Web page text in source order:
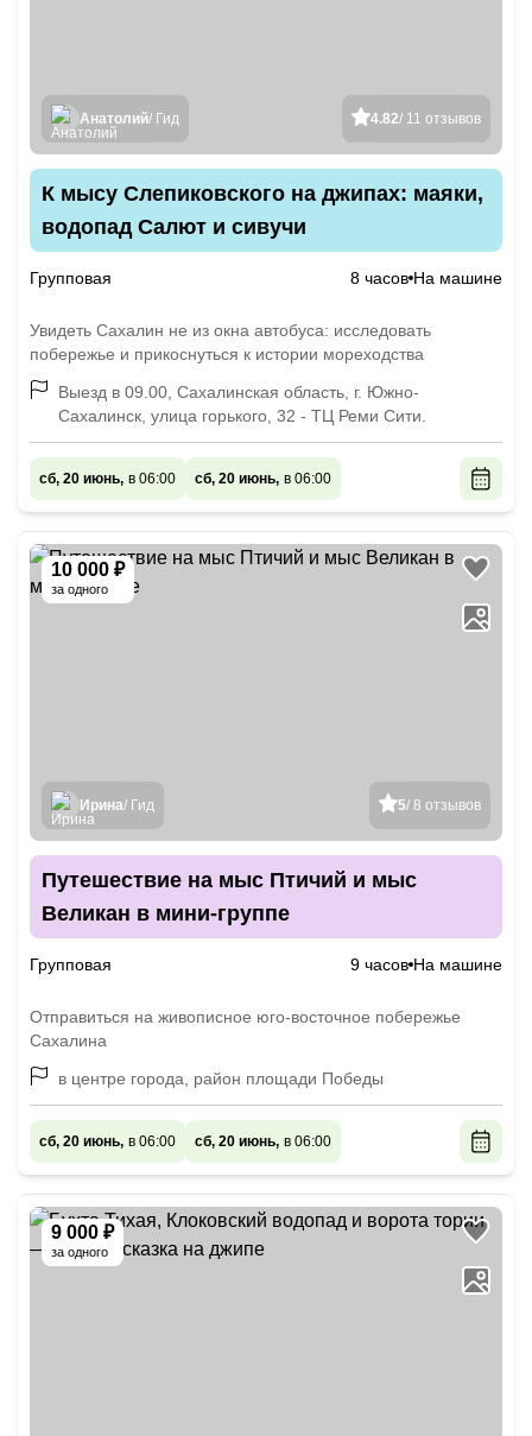
4.82/ 11 отзывов
Анатолий/ Гид
К мысу Слепиковского на джипах: маяки,
водопад Салют и сивучи
Групповая 8 часов На машине
Увидеть Сахалин не из окна автобуса: исследовать
побережье и прикоснуться к истории мореходства
Выезд в 09.00, Сахалинская область, г. Южно-
Сахалинск, улица горького, 32 - ТЦ Реми Сити.
сб, 20 июнь, в 06:00 сб, 20 июнь, в 06:00
10 000 ₽
за одного
5/ 8 отзывов
Ирина/ Гид
Путешествие на мыс Птичий и мыс
Великан в мини-группе
Групповая 9 часов На машине
Отправиться на живописное юго-восточное побережье
Сахалина
в центре города, район площади Победы
сб, 20 июнь, в 06:00 сб, 20 июнь, в 06:00
9 000 ₽
за одного